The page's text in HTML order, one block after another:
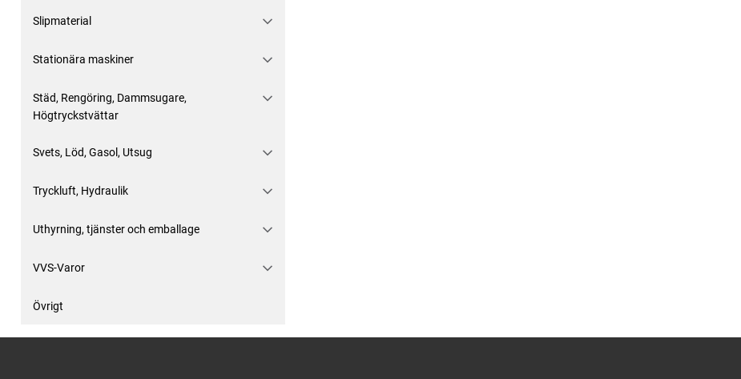
Slipmaterial
Stationära maskiner
Städ, Rengöring, Dammsugare,
Högtryckstvättar
Svets, Löd, Gasol, Utsug
Tryckluft, Hydraulik
Uthyrning, tjänster och emballage
VVS-Varor
Övrigt